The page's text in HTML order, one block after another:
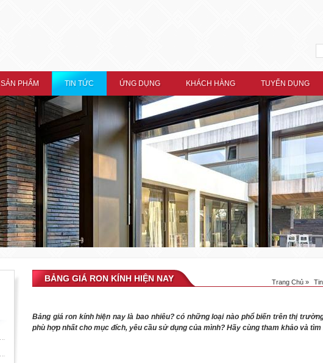
SẢN PHẨM TIN TỨC ỨNG DỤNG KHÁCH HÀNG TUYỂN DỤNG
BẢNG GIÁ RON KÍNH HIỆN NAY Trang Chủ »
Bảng giá ron kính hiện nay là bao nhiêu? có những loại nào phổ biến trên thị
phù hợp nhất cho mục đích, yêu cầu sử dụng của mình? Hãy cùng tham khảo và